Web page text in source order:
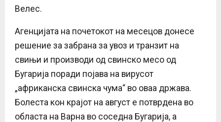
Велес.
Агенцијата на почетокот на месецов донесе
решение за забрана за увоз и транзит на
свињи и производи од свинско месо од
Бугарија поради појава на вирусот
„африканска свинска чума“ во оваа држава.
Болеста кон крајот на август е потврдена во
областа на Варна во соседна Бугарија, а